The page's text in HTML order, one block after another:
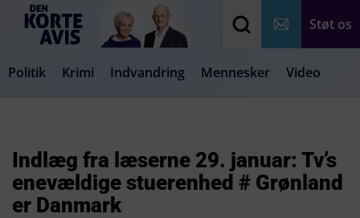
Støt os
Politik Krimi Indvandring Mennesker Video
Indlæg fra læserne 29. januar: Tv’s
enevældige stuerenhed # Grønland
er Danmark